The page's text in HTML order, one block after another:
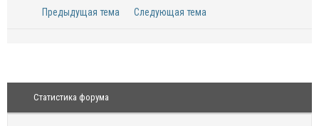
Предыдущая тема Следующая тема
Статистика форума